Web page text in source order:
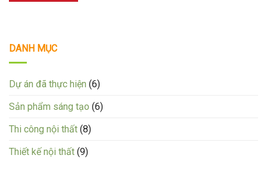
DANH MỤC
Dự án đã thực hiện (6)
Sản phẩm sáng tạo (6)
Thi công nội thất (8)
Thiết kế nội thất (9)